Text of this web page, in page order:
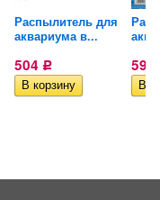
Распылитель для
аквариума в...
504 Р 590